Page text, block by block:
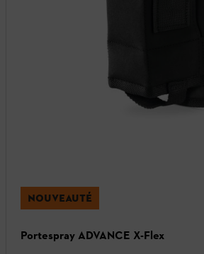
NOUVEAUTÉ
Portespray ADVANCE X-Flex